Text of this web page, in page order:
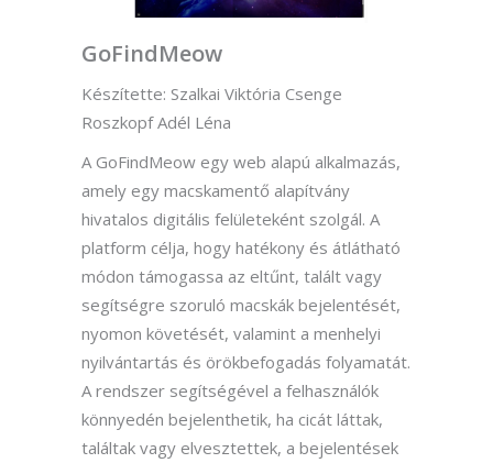
GoFindMeow
Készítette: Szalkai Viktória Csenge
Roszkopf Adél Léna
A GoFindMeow egy web alapú alkalmazás,
amely egy macskamentő alapítvány
hivatalos digitális felületeként szolgál. A
platform célja, hogy hatékony és átlátható
módon támogassa az eltűnt, talált vagy
segítségre szoruló macskák bejelentését,
nyomon követését, valamint a menhelyi
nyilvántartás és örökbefogadás folyamatát.
A rendszer segítségével a felhasználók
könnyedén bejelenthetik, ha cicát láttak,
találtak vagy elvesztettek, a bejelentések